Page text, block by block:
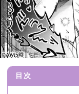
目次